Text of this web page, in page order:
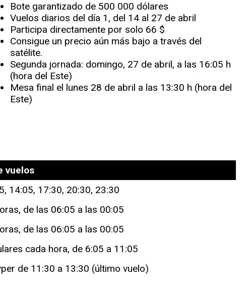
Bote garantizado de 500 000 dólares
Vuelos diarios del día 1, del 14 al 27 de abril
Participa directamente por solo 66 $
Consigue un precio aún más bajo a través del
satélite.
Segunda jornada: domingo, 27 de abril, a las 16:05 h
(hora del Este)
Mesa final el lunes 28 de abril a las 13:30 h (hora del
Este)
vuelos
14:05, 17:30, 20:30, 23:30
de las 06:05 a las 00:05
de las 06:05 a las 00:05
cada hora, de 6:05 a 11:05
de 11:30 a 13:30 (último vuelo)